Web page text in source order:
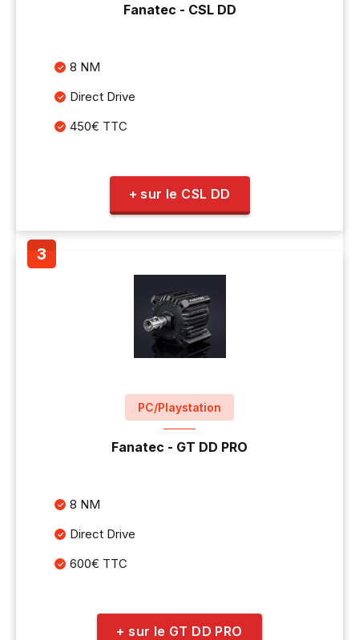
Fanatec - CSL DD
8 NM
Direct Drive
450€ TTC
+ sur le CSL DD
PC/Playstation
Fanatec - GT DD PRO
8 NM
Direct Drive
600€ TTC
+ sur le GT DD PRO